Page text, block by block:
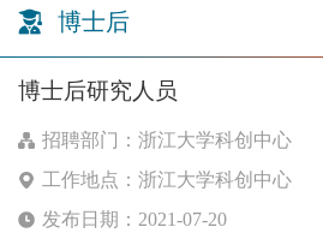
博士后
博士后研究人员
招聘部门：浙江大学科创中心
工作地点：浙江大学科创中心
发布日期：2021-07-20